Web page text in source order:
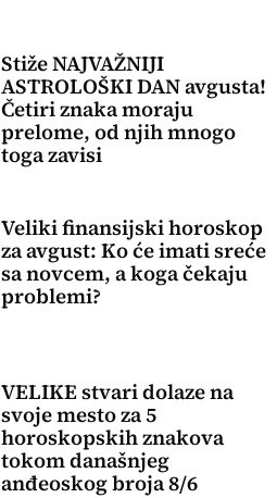
Stiže NAJVAŽNIJI
ASTROLOŠKI DAN avgusta!
Četiri znaka moraju
prelome, od njih mnogo
toga zavisi
Veliki finansijski horoskop
za avgust: Ko će imati sreće
sa novcem, a koga čekaju
problemi?
VELIKE stvari dolaze na
svoje mesto za 5
horoskopskih znakova
tokom današnjeg
anđeoskog broja 8/6